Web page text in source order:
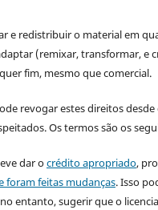
e redistribuir o material em
(remixar, transformar, e
fim, mesmo que comercial.
revogar estes direitos
Os termos são os
dar ocrédito apropriado,
foram feitas mudanças. Isso
entanto, sugerir que o